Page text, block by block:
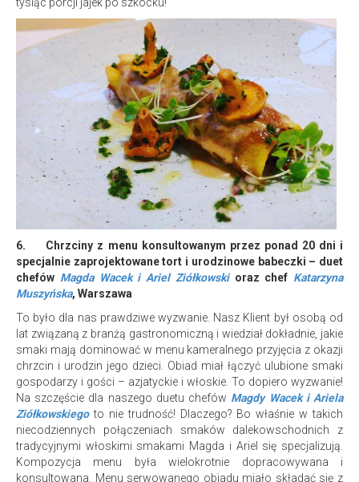
6. Chrzciny z menu konsultowanym przez ponad 20 dni i
specjalnie zaprojektowane tort i urodzinowe babeczki – duet
chefów Magda Wacek i Ariel Ziółkowskioraz chef Katarzyna
Muszyńska, Warszawa
To było dla nas prawdziwe wyzwanie. Nasz Klient był osobą od
lat związaną z branżą gastronomiczną i wiedział dokładnie, jakie
smaki mają dominować w menu kameralnego przyjęcia z okazji
chrzcin i urodzin jego dzieci. Obiad miał łączyć ulubione smaki
gospodarzy i gości – azjatyckie i włoskie. To dopiero wyzwanie!
Na szczęście dla naszego duetu chefów Magdy Wacek i Ariela
Ziółkowskiegoto nie trudność! Dlaczego? Bo właśnie w takich
niecodziennych połączeniach smaków dalekowschodnich z
tradycyjnymi włoskimi smakami Magda i Ariel się specjalizują.
Kompozycja menu była wielokrotnie dopracowywana i
konsultowana. Menu serwowanego obiadu miało składać się z